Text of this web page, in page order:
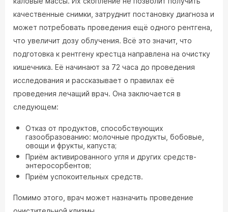
качественные снимки, затруднит постановку диагноза и
может потребовать проведения ещё одного рентгена,
что увеличит дозу облучения. Всё это значит, что
подготовка к рентгену крестца направлена на очистку
кишечника. Её начинают за 72 часа до проведения
исследования и рассказывает о правилах её
проведения лечащий врач. Она заключается в
следующем:
Отказ от продуктов, способствующих
газообразованию: молочные продукты, бобовые,
овощи и фрукты, капуста;
Приём активированного угля и других средств-
энтеросорбентов;
Приём успокоительных средств.
Помимо этого, врач может назначить проведение